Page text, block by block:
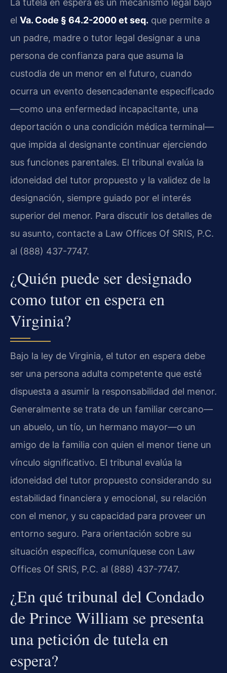
La tutela en espera es un mecanismo legal bajo
el Va. Code § 64.2-2000 et seq. que permite a
un padre, madre o tutor legal designar a una
persona de confianza para que asuma la
custodia de un menor en el futuro, cuando
ocurra un evento desencadenante especificado
—como una enfermedad incapacitante, una
deportación o una condición médica terminal—
que impida al designante continuar ejerciendo
sus funciones parentales. El tribunal evalúa la
idoneidad del tutor propuesto y la validez de la
designación, siempre guiado por el interés
superior del menor. Para discutir los detalles de
su asunto, contacte a Law Offices Of SRIS, P.C.
al (888) 437-7747.
¿Quién puede ser designado
como tutor en espera en
Virginia?
Bajo la ley de Virginia, el tutor en espera debe
ser una persona adulta competente que esté
dispuesta a asumir la responsabilidad del menor.
Generalmente se trata de un familiar cercano—
un abuelo, un tío, un hermano mayor—o un
amigo de la familia con quien el menor tiene un
vínculo significativo. El tribunal evalúa la
idoneidad del tutor propuesto considerando su
estabilidad financiera y emocional, su relación
con el menor, y su capacidad para proveer un
entorno seguro. Para orientación sobre su
situación específica, comuníquese con Law
Offices Of SRIS, P.C. al (888) 437-7747.
¿En qué tribunal del Condado
de Prince William se presenta
una petición de tutela en
espera?